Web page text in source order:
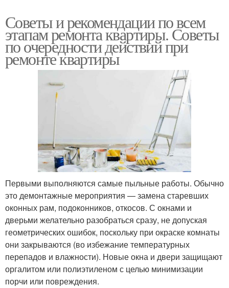
Советы и рекомендации по всем
этапам ремонта квартиры. Советы
по очередности действий при
ремонте квартиры
Первыми выполняются самые пыльные работы. Обычно
это демонтажные мероприятия — замена старевших
оконных рам, подоконников, откосов. С окнами и
дверьми желательно разобраться сразу, не допуская
геометрических ошибок, поскольку при окраске комнаты
они закрываются (во избежание температурных
перепадов и влажности). Новые окна и двери защищают
оргалитом или полиэтиленом с целью минимизации
порчи или повреждения.